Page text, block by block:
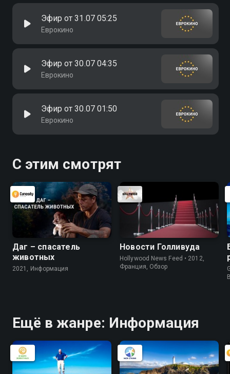
Эфир от 31.07 05:25
Еврокино
Эфир от 30.07 04:35
Еврокино
Эфир от 30.07 01:50
Еврокино
С этим смотрят
Даг – спасатель
животных
2021, Информация
Новости Голливуда
Hollywood News Feed • 2012,
Франция, Обзор
Ещё в жанре: Информация